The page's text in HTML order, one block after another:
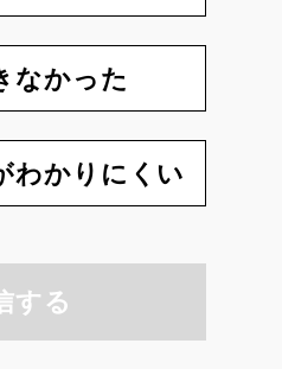
なかった
わかりにくい
する